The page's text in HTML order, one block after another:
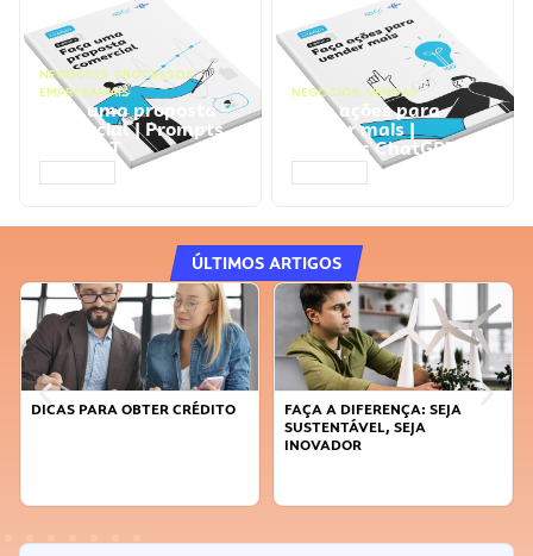
NEGÓCIOS, PROCESSOS
EMPRESARIAIS
Faça uma proposta
comercial | Prompts
ChatGPT
NEGÓCIOS, VENDAS
Faça ações para
vender mais |
Prompts ChatGPT
ÚLTIMOS ARTIGOS
DICAS PARA OBTER CRÉDITO
FAÇA A DIFERENÇA: SEJA
SUSTENTÁVEL, SEJA
INOVADOR